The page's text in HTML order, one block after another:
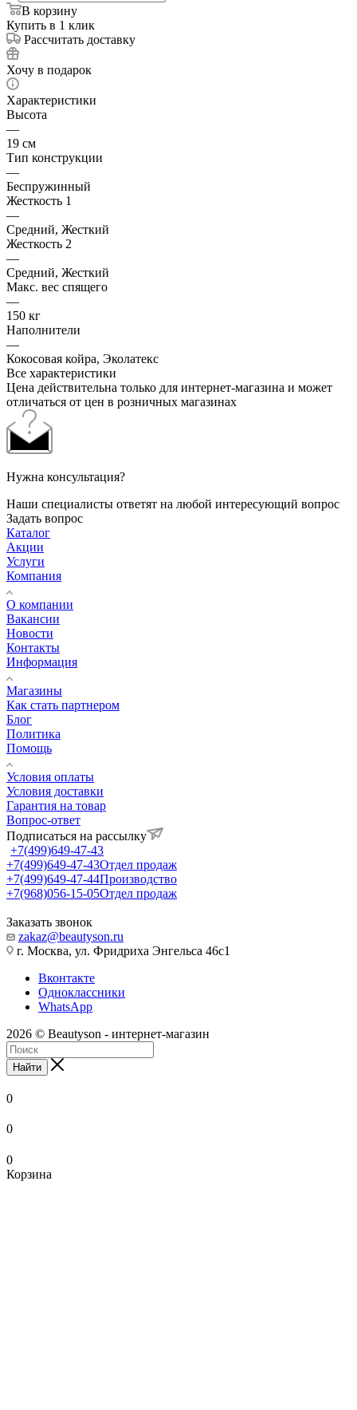
В корзину
Купить в 1 клик
Рассчитать доставку
Хочу в подарок
Характеристики
Высота
—
19 см
Тип конструкции
—
Беспружинный
Жесткость 1
—
Средний, Жесткий
Жесткость 2
—
Средний, Жесткий
Макс. вес спящего
—
150 кг
Наполнители
—
Кокосовая койра, Эколатекс
Все характеристики
Цена действительна только для интернет-магазина и может
отличаться от цен в розничных магазинах
Нужна консультация?
Наши специалисты ответят на любой интересующий вопрос
Задать вопрос
Каталог
Акции
Услуги
Компания
О компании
Вакансии
Новости
Контакты
Информация
Магазины
Как стать партнером
Блог
Политика
Помощь
Условия оплаты
Условия доставки
Гарантия на товар
Вопрос-ответ
Подписаться на рассылку
+7(499)649-47-43
+7(499)649-47-43Отдел продаж
+7(499)649-47-44Производство
+7(968)056-15-05Отдел продаж
Заказать звонок
zakaz@beautyson.ru
г. Москва, ул. Фридриха Энгельса 46с1
Вконтакте
Одноклассники
WhatsApp
2026 © Beautyson - интернет-магазин
Найти
0
0
0
Корзина